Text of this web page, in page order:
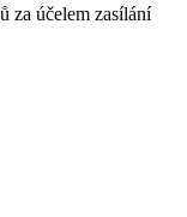
za účelem zasílání